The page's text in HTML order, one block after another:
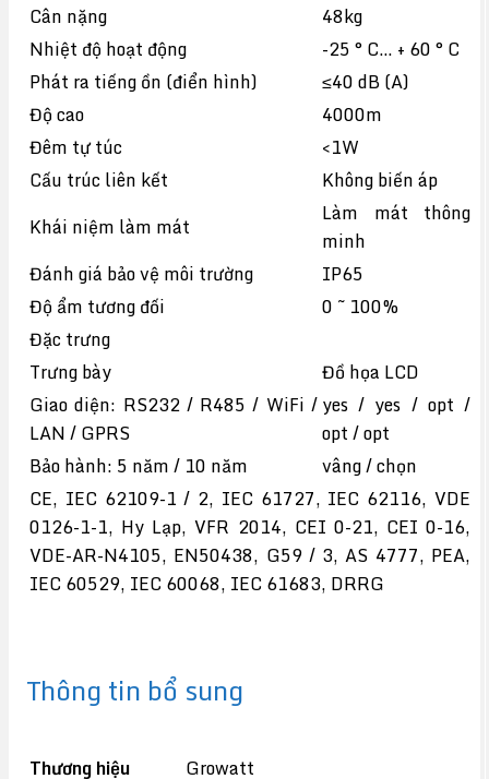
Cân nặng
48kg
Nhiệt độ hoạt động
-25 ° C… + 60 ° C
Phát ra tiếng ồn (điển hình)
≤40 dB (A)
Độ cao
4000m
Đêm tự túc
<1W
Cấu trúc liên kết
Không biến áp
Khái niệm làm mát
Làm mát thông
minh
Đánh giá bảo vệ môi trường
IP65
Độ ẩm tương đối
0 ~ 100%
Đặc trưng
Trưng bày
Đồ họa LCD
Giao diện: RS232 / R485 / WiFi /
LAN / GPRS
yes / yes / opt /
opt / opt
Bảo hành: 5 năm / 10 năm
vâng / chọn
CE, IEC 62109-1 / 2, IEC 61727, IEC 62116, VDE
0126-1-1, Hy Lạp, VFR 2014, CEI 0-21, CEI 0-16,
VDE-AR-N4105, EN50438, G59 / 3, AS 4777, PEA,
IEC 60529, IEC 60068, IEC 61683, DRRG
Thông tin bổ sung
Thương hiệu Growatt